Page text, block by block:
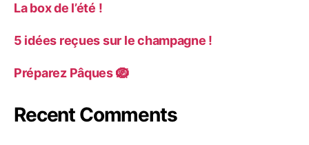
La box de l’été !
5 idées reçues sur le champagne !
Préparez Pâques 🪺
Recent Comments